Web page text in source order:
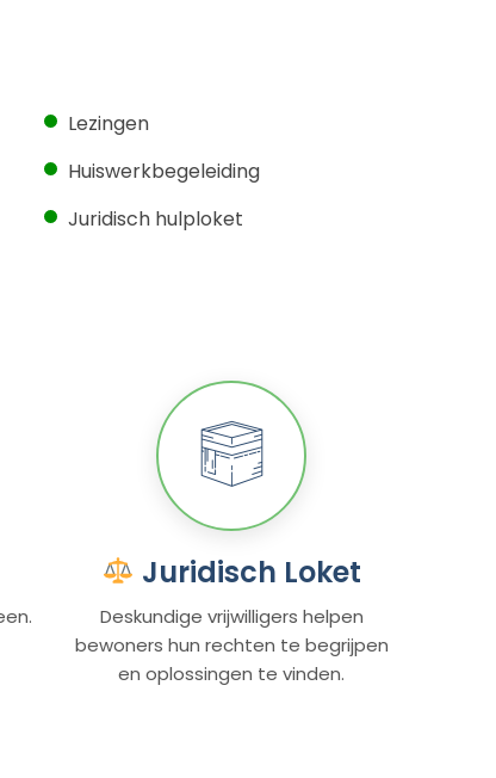
Lezingen
Huiswerkbegeleiding
Juridisch hulploket
Juridisch Loket
Deskundige vrijwilligers helpen
bewoners hun rechten te begrijpen
en oplossingen te vinden.